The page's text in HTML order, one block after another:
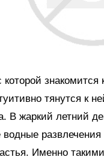
тянутся к
В жаркий летний
водные
Именно